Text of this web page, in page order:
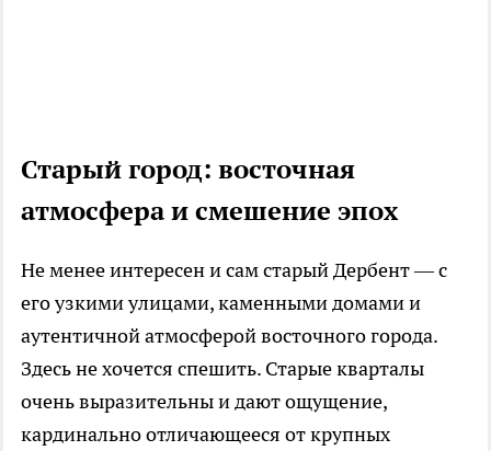
Старый город: восточная
атмосфера и смешение эпох
Не менее интересен и сам старый Дербент — с
его узкими улицами, каменными домами и
аутентичной атмосферой восточного города.
Здесь не хочется спешить. Старые кварталы
очень выразительны и дают ощущение,
кардинально отличающееся от крупных